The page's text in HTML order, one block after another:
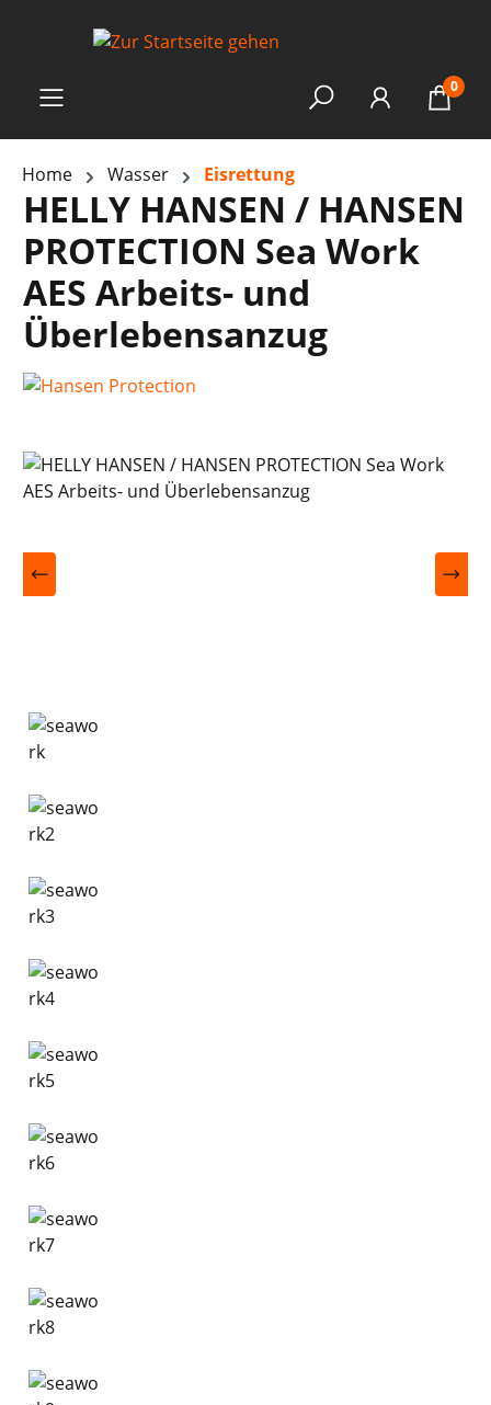
0
Home Wasser Eisrettung
HELLY HANSEN / HANSEN
PROTECTION Sea Work
AES Arbeits- und
Überlebensanzug
Bildergalerie überspringen